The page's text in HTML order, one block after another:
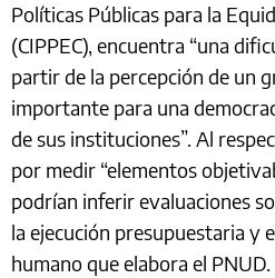
Políticas Públicas para la
(CIPPEC), encuentra “una
partir de la percepción de un
importante para una
de sus instituciones”. Al
por medir “elementos
podrían inferir evaluaciones
la ejecución presupuestaria y
humano que elabora el PNUD.